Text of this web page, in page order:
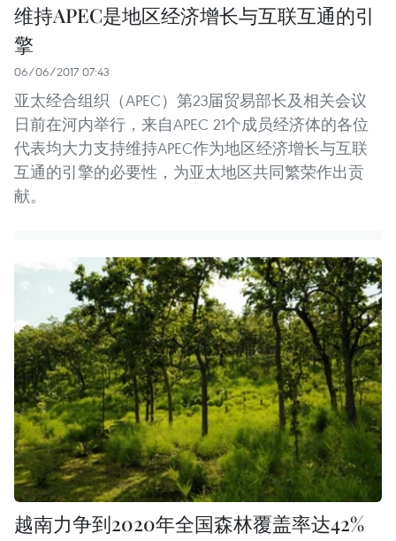
维持APEC是地区经济增长与互联互通的引
擎
06/06/2017 07:43
亚太经合组织（APEC）第23届贸易部长及相关会议
日前在河内举行，来自APEC 21个成员经济体的各位
代表均大力支持维持APEC作为地区经济增长与互联
互通的引擎的必要性，为亚太地区共同繁荣作出贡
献。
越南力争到2020年全国森林覆盖率达42%